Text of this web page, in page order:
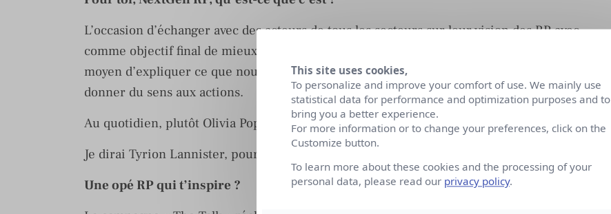
L’occasion d’échanger avec des acteurs de tous les secteurs sur leur vision des RP avec
comme objectif final de mieux faire connaître notre métier. En fait, je vois ça comme le
moyen d’expliquer ce que nous faisons, et cela tombe bien puisque les RP permettent de
donner du sens aux actions.
Au quotidien, plutôt Olivia Pope, Tyrion Lannister, Samantha Jones ou Miss Sloane ?
Je dirai Tyrion Lannister, pour son sens de l’auto-dérision.
Une opé RP qui t’inspire ?
This site uses cookies,
To personalize and improve your comfort of use. We mainly use
statistical data for performance and optimization purposes and to
bring you a better experience.
For more information or to change your preferences, click on the
Customize button.
To learn more about these cookies and the processing of your
personal data, please read our privacy policy.